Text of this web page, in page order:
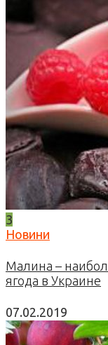
3
Новини
Малина –
ягода в Украине
07.02.2019